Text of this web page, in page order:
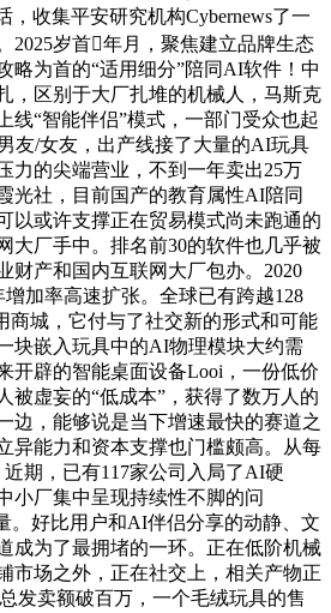
，收集平安研究机构Cybernews了一
2025岁首年月，聚焦建立品牌生态
略为首的“适用细分”陪同AI软件！中
，区别于大厂扎堆的机械人，马斯克
线“智能伴侣”模式，一部门受众也起
友/女友，出产线接了大量的AI玩具
力的尖端营业，不到一年卖出25万
光社，目前国产的教育属性AI陪同
以或许支撑正在贸易模式尚未跑通的
大厂手中。排名前30的软件也几乎被
财产和国内互联网大厂包办。2020
加率高速扩张。全球已有跨越128
商城，它付与了社交新的形式和可能
块嵌入玩具中的AI物理模块大约需
开辟的智能桌面设备Looi，一份低价
被虚妄的“低成本”，获得了数万人的
边，能够说是当下增速最快的赛道之
异能力和资本支撑也门槛颇高。从每
近期，已有117家公司入局了AI硬
小厂集中呈现持续性不脚的问
。好比用户和AI伴侣分享的动静、文
成为了最拥堵的一环。正在低阶机械
市场之外，正在社交上，相关产物正
发卖额破百万，一个毛绒玩具的售